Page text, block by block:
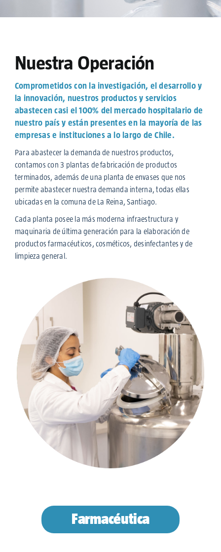
Nuestra Operación
Comprometidos con la investigación, el desarrollo y
la innovación, nuestros productos y servicios
abastecen casi el 100% del mercado hospitalario de
nuestro país y están presentes en la mayoría de las
empresas e instituciones a lo largo de Chile.
Para abastecer la demanda de nuestros productos,
contamos con 3 plantas de fabricación de productos
terminados, además de una planta de envases que nos
permite abastecer nuestra demanda interna, todas ellas
ubicadas en la comuna de La Reina, Santiago.
Cada planta posee la más moderna infraestructura y
maquinaria de última generación para la elaboración de
productos farmacéuticos, cosméticos, desinfectantes y de
limpieza general.
Farmacéutica